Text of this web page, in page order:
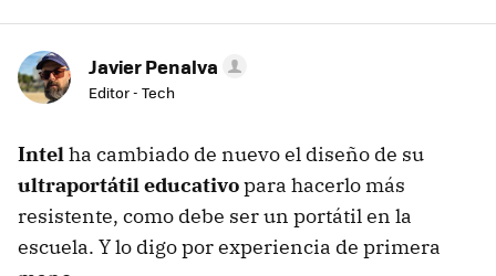
Javier Penalva
Editor - Tech
Intelha cambiado de nuevo el diseño de su
ultraportátil educativopara hacerlo más
resistente, como debe ser un portátil en la
escuela. Y lo digo por experiencia de primera